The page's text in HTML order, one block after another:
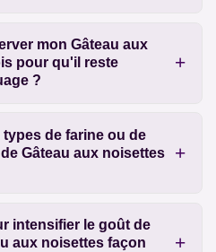
mon Gâteau aux
pour qu'il reste
?
de farine ou de
Gâteau aux noisettes
intensifier le goût de
aux noisettes façon